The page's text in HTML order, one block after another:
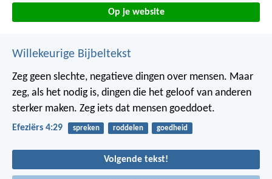
Op je website
Willekeurige Bijbeltekst
Zeg geen slechte, negatieve dingen over mensen. Maar
zeg, als het nodig is, dingen die het geloof van anderen
sterker maken. Zeg iets dat mensen goeddoet.
Efeziërs 4:29 spreken roddelen goedheid
Volgende tekst!